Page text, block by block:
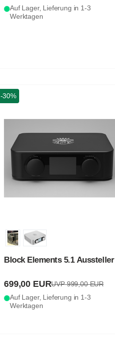
Auf Lager, Lieferung in 1-3
Werktagen
Block Elements 5.1 Aussteller
699,00 EURUVP 999,00 EUR
Auf Lager, Lieferung in 1-3
Werktagen
-30%